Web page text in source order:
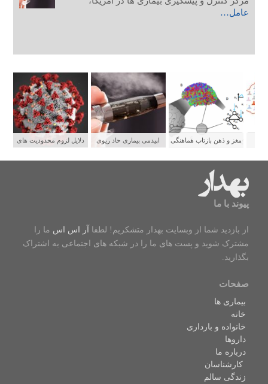
عامل…
دلایل لزوم محدودیت های
اپیدمی بیماری حاد ریوی
مغز و ذهن بازتاب هماهنگی
پیوند با ما
از بازدید شما از وبسایت بهدار متشکریم! لطفا آر اس اس ما را
مشترک شوید و پست های ما را در شبکه های اجتماعی به اشتراک
بگذارید.
صفحات
بیماری ها
خانه
خانواده و بارداری
داروها
درباره ما
کارشناسان
زندگی سالم